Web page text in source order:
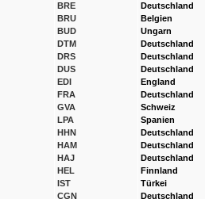
BRE
BRU
BUD
DTM
DRS
DUS
EDI
FRA
GVA
LPA
HHN
HAM
HAJ
HEL
IST
CGN
Deutschland
Belgien
Ungarn
Deutschland
Deutschland
Deutschland
England
Deutschland
Schweiz
Spanien
Deutschland
Deutschland
Deutschland
Finnland
Türkei
Deutschland